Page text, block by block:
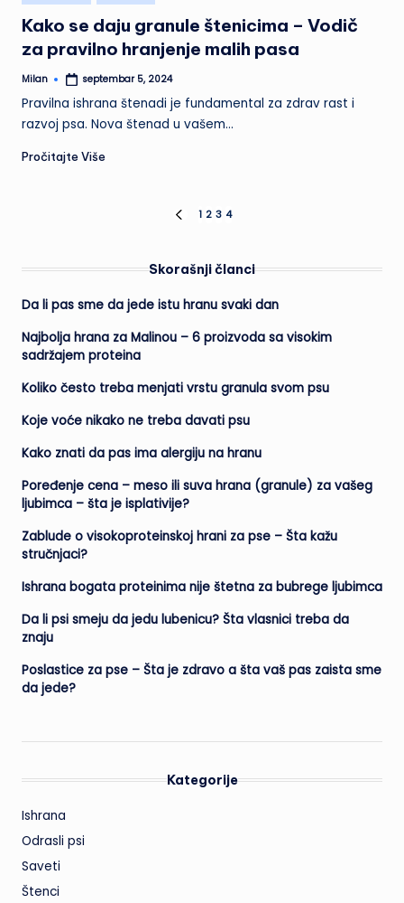
in
Kako se daju granule štenicima – Vodič
za pravilno hranjenje malih pasa
Posted
Milan septembar 5, 2024
Pravilna ishrana štenadi je fundamental za zdrav rast i
razvoj psa. Nova štenad u vašem…
Pročitajte Više
PREVIOUS
1 2 3 4
Skorašnji članci
Da li pas sme da jede istu hranu svaki dan
Najbolja hrana za Malinou – 6 proizvoda sa visokim
sadržajem proteina
Koliko često treba menjati vrstu granula svom psu
Koje voće nikako ne treba davati psu
Kako znati da pas ima alergiju na hranu
Poređenje cena – meso ili suva hrana (granule) za vašeg
ljubimca – šta je isplativije?
Zablude o visokoproteinskoj hrani za pse – Šta kažu
stručnjaci?
Ishrana bogata proteinima nije štetna za bubrege ljubimca
Da li psi smeju da jedu lubenicu? Šta vlasnici treba da
znaju
Poslastice za pse – Šta je zdravo a šta vaš pas zaista sme
da jede?
Kategorije
Ishrana
Odrasli psi
Saveti
Štenci